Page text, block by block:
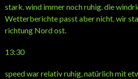
stark. wind immer noch ruhig. die
Wetterberichte passt aber nicht. wir
richtung Nord ost.
13:30
speed war relativ ruhig, natürlich mit